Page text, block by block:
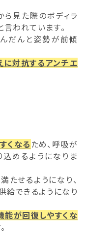
見た際のボディラ
われています。
だんと姿勢が前傾
対抗するアンチエ
くなる ため、呼吸が
込めるようになりま
たせるようになり、
できるようになり
能が回復しやすくな